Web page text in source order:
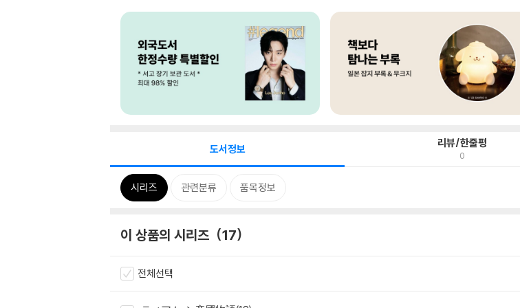
도서정보 리뷰/한줄평
0
시리즈 관련분류 품목정보
이 상품의 시리즈 17
전체선택